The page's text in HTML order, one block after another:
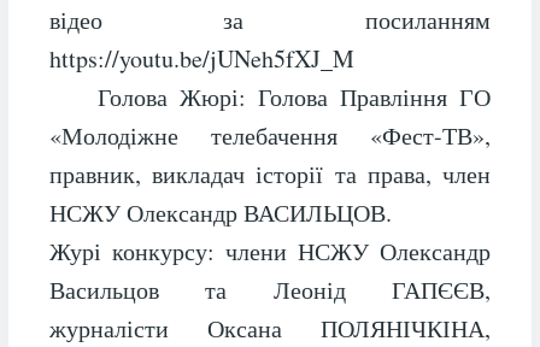
відео за посиланням
https://youtu.be/jUNeh5fXJ_M
Голова Жюрі: Голова Правління ГО
«Молодіжне телебачення «Фест-ТВ»,
правник, викладач історії та права, член
НСЖУ Олександр ВАСИЛЬЦОВ.
Журі конкурсу: члени НСЖУ Олександр
Васильцов та Леонід ГАПЄЄВ,
журналісти Оксана ПОЛЯНІЧКІНА,